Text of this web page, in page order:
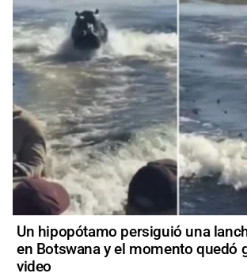
Un hipopótamo persiguió una
en Botswana y el momento quedó
video